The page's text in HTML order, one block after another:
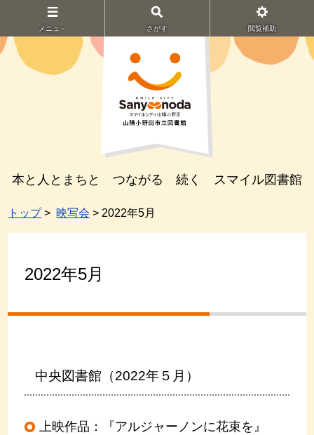
メニュ－ さがす 閲覧補助
本と人とまちと つながる 続く スマイル図書館
トップ> 映写会 > 2022年5月
2022年5月
中央図書館（2022年５月）
上映作品：『アルジャーノンに花束を』